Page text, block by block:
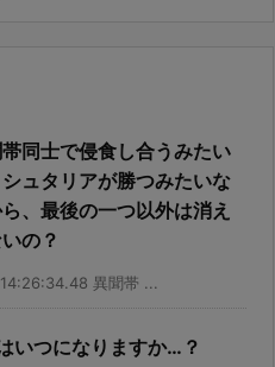
帯同士で侵食し合うみたい
ュタリアが勝つみたいな
、最後の一つ以外は消え
の？
異聞帯 ...
いつになりますか…？